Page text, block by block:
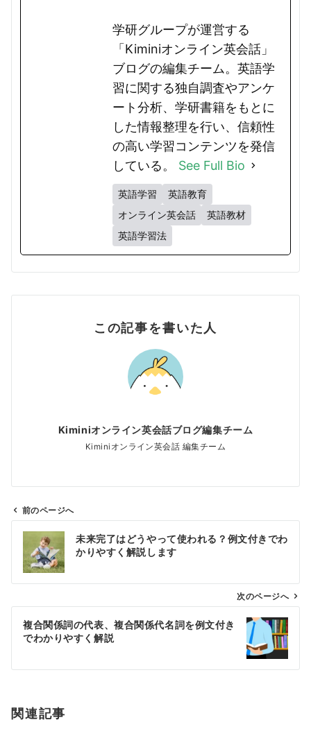
学研グループが運営する
「Kiminiオンライン英会話」
ブログの編集チーム。英語学
習に関する独自調査やアンケ
ート分析、学研書籍をもとに
した情報整理を行い、信頼性
の高い学習コンテンツを発信
している。 See Full Bio
英語学習
英語教育
オンライン英会話
英語教材
英語学習法
この記事を書いた人
Kiminiオンライン英会話ブログ編集チーム
Kiminiオンライン英会話 編集チーム
ン
前のページへ
未来完了はどうやって使われる？例文付きでわ
かりやすく解説します
次のページへ
複合関係詞の代表、複合関係代名詞を例文付き
でわかりやすく解説
関連記事